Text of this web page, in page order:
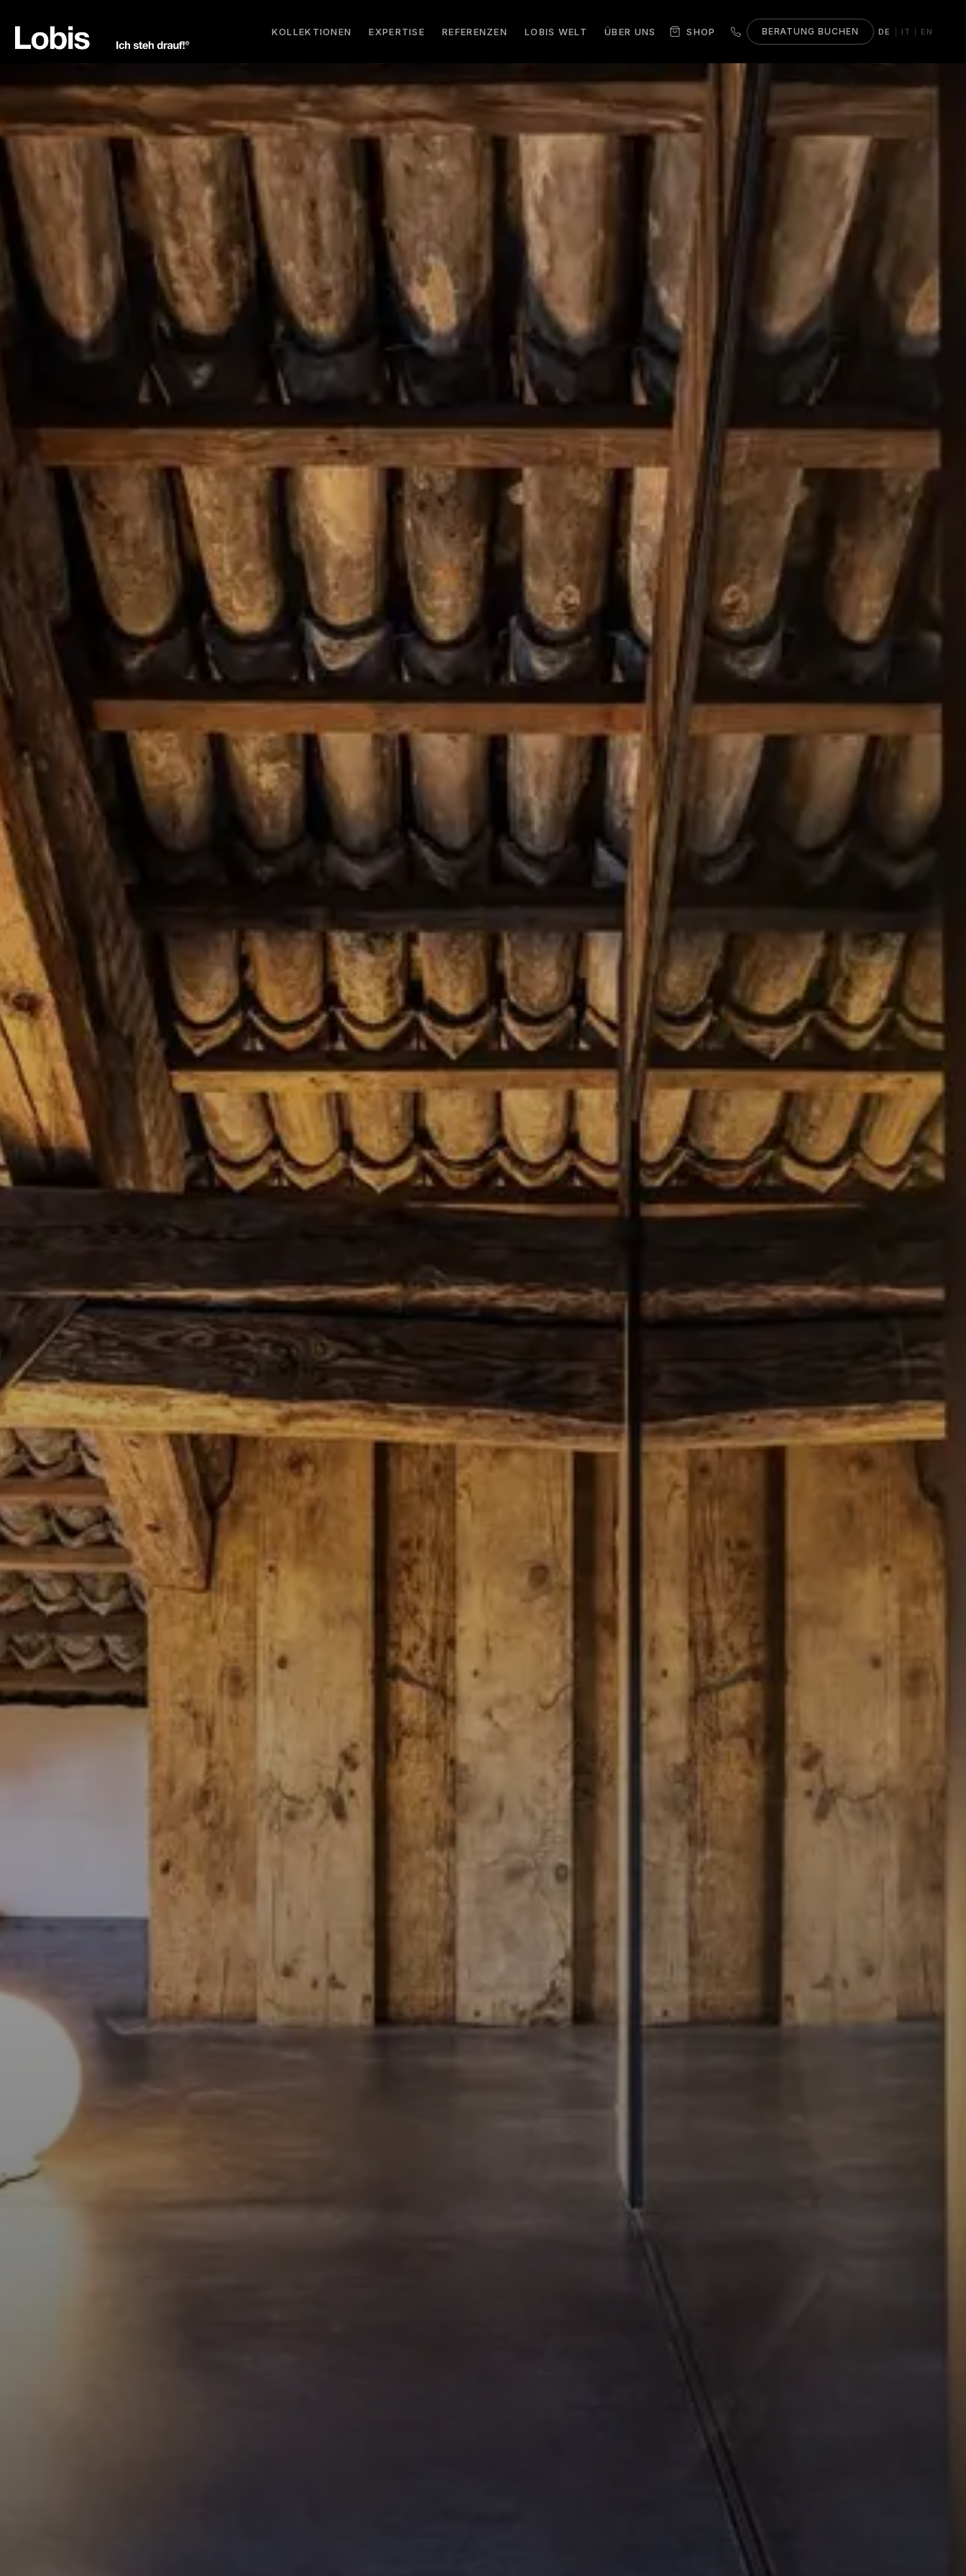
KOLLEKTIONEN EXPERTISE REFERENZEN LOBIS WELT ÜBER UNS SHOP BERATUNG BUCHEN DE IT EN